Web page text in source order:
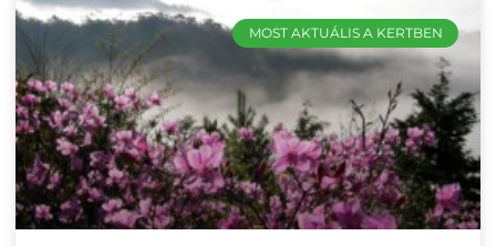
MOST AKTUÁLIS A KERTBEN